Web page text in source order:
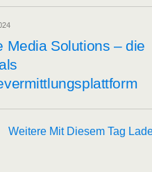
Media Solu­ti­ons – die
Weitere Mit Diesem Tag